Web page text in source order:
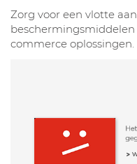
Zorg voor een vlotte
beschermingsmiddelen
commerce oplossingen.